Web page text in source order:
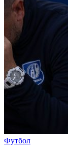
Футбол